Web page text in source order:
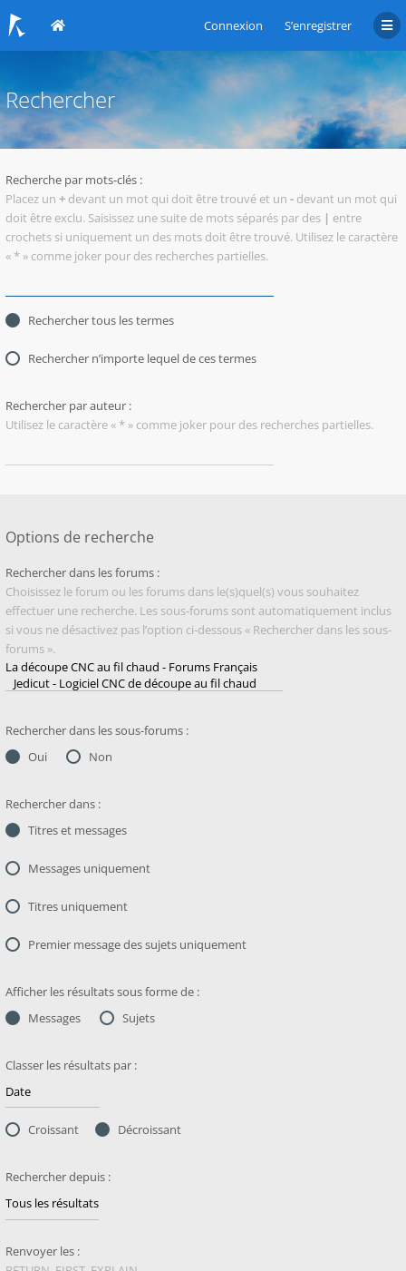
Connexion S’enregistrer
Rechercher
Recherche par mots-clés :
Placez un + devant un mot qui doit être trouvé et un - devant un mot qui
doit être exclu. Saisissez une suite de mots séparés par des | entre
crochets si uniquement un des mots doit être trouvé. Utilisez le caractère
« * » comme joker pour des recherches partielles.
Rechercher tous les termes
Rechercher n’importe lequel de ces termes
Rechercher par auteur :
Utilisez le caractère « * » comme joker pour des recherches partielles.
Options de recherche
Rechercher dans les forums :
Choisissez le forum ou les forums dans le(s)quel(s) vous souhaitez
effectuer une recherche. Les sous-forums sont automatiquement inclus
si vous ne désactivez pas l’option ci-dessous « Rechercher dans les sous-
forums ».
Rechercher dans les sous-forums :
Oui
Non
Rechercher dans :
Titres et messages
Messages uniquement
Titres uniquement
Premier message des sujets uniquement
Afficher les résultats sous forme de :
Messages
Sujets
Classer les résultats par :
Croissant Décroissant
Rechercher depuis :
Renvoyer les :